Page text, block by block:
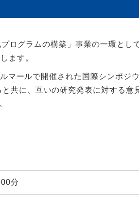
ログラムの構築」事業の一環とし
ます。
ールで開催された国際シンポジ
共に、互いの研究発表に対する意
00分